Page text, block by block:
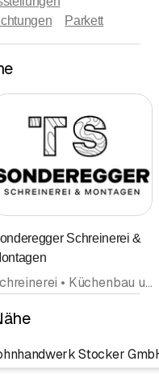
Parkett
Schreinerei &
Schreinerei • Küchenbau und Küchenausstellungen • Küchenbau • Innenausbau
Stocker